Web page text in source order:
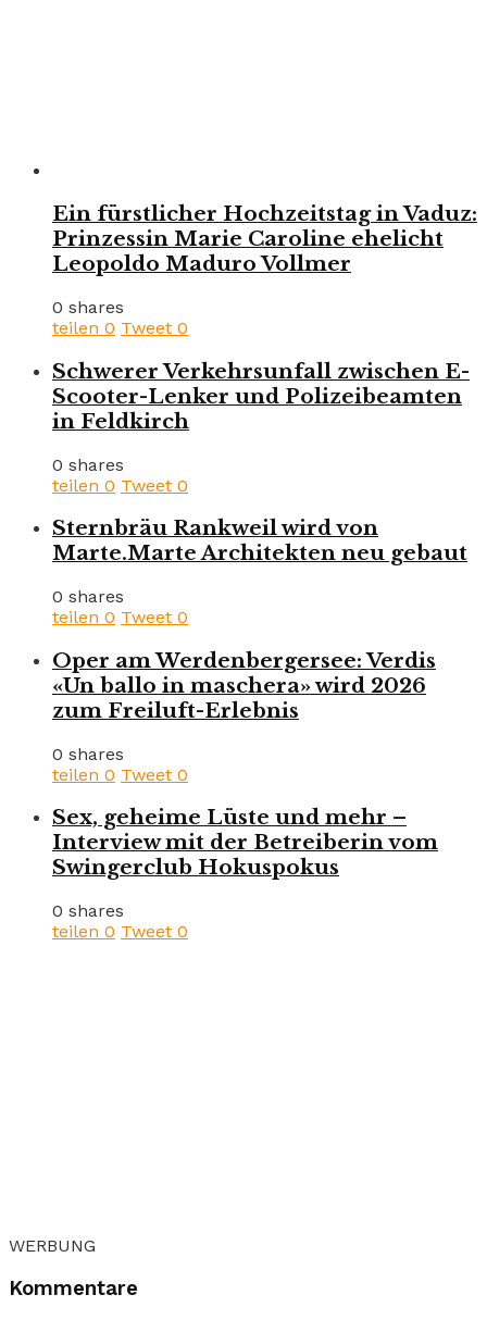
Ein fürstlicher Hochzeitstag in Vaduz:
Prinzessin Marie Caroline ehelicht
Leopoldo Maduro Vollmer
0 shares
teilen 0 Tweet 0
Schwerer Verkehrsunfall zwischen E-
Scooter-Lenker und Polizeibeamten
in Feldkirch
0 shares
teilen 0 Tweet 0
Sternbräu Rankweil wird von
Marte.Marte Architekten neu gebaut
0 shares
teilen 0 Tweet 0
Oper am Werdenbergersee: Verdis
«Un ballo in maschera» wird 2026
zum Freiluft-Erlebnis
0 shares
teilen 0 Tweet 0
Sex, geheime Lüste und mehr –
Interview mit der Betreiberin vom
Swingerclub Hokuspokus
0 shares
teilen 0 Tweet 0
WERBUNG
Kommentare